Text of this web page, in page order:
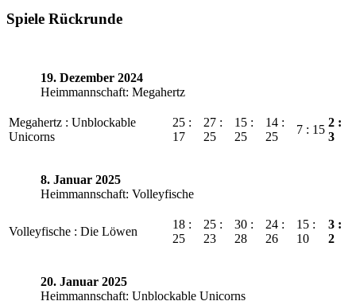
Spiele Rückrunde
19. Dezember 2024
Heimmannschaft: Megahertz
Megahertz : Unblockable
Unicorns
25 :
17
27 :
25
15 :
25
14 :
25
7 : 15
2 :
3
8. Januar 2025
Heimmannschaft: Volleyfische
Volleyfische : Die Löwen
18 :
25
25 :
23
30 :
28
24 :
26
15 :
10
3 :
2
20. Januar 2025
Heimmannschaft: Unblockable Unicorns